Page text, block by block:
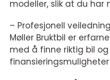
modeller, slik at du
– Profesjonell
Møller Bruktbil er
med å finne riktig bil